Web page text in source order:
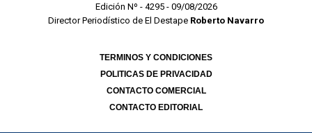
Edición Nº - 4295 - 09/08/2026
Director Periodístico de El Destape Roberto Navarro
TERMINOS Y CONDICIONES
POLITICAS DE PRIVACIDAD
CONTACTO COMERCIAL
CONTACTO EDITORIAL